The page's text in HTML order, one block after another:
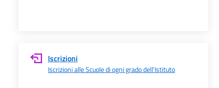
Iscrizioni
Iscrizioni alle Scuole di ogni grado dell'Istituto